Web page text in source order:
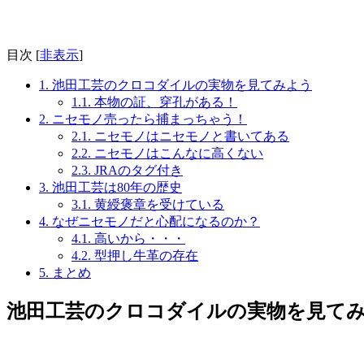
目次 [非表示]
1. 池田工芸のクロコダイルの実物を見てみよう
1.1. 本物の証、穿孔がある！
2. ニセモノ売ったら捕まっちゃう！
2.1. ニセモノはニセモノと書いてある
2.2. ニセモノはこんなに高くない
2.3. JRAのタグ付き
3. 池田工芸は80年の歴史
3.1. 黄綬褒章を受けている
4. なぜニセモノだと心配になるのか？
4.1. 高いから・・・
4.2. 型押し牛革の存在
5. まとめ
池田工芸のクロコダイルの実物を見て